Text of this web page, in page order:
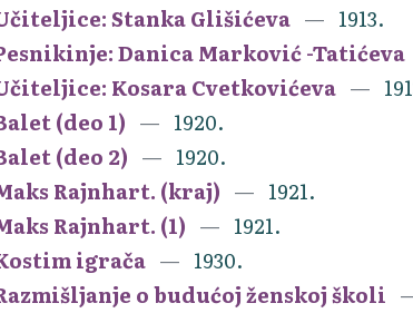
Stanka Glišićeva
1913.
Danica Marković -Tatićeva
Kosara Cvetkovićeva
(deo 1)
1920.
(deo 2)
1920.
Rajnhart. (kraj)
1921.
Rajnhart. (1)
1921.
igrača
1930.
o budućoj ženskoj školi